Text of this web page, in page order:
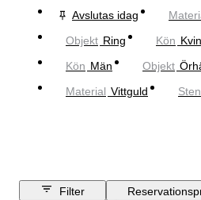
Avslutas idag
Objekt Ring Kön
Kön Män Objekt
Material Vittguld Sten
Filter